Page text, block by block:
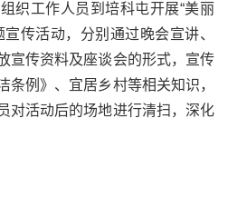
织工作人员到培科屯开展“美丽
传活动，分别通过晚会宣讲、
宣传资料及座谈会的形式，宣传
条例》、宜居乡村等相关知识，
对活动后的场地进行清扫，深化